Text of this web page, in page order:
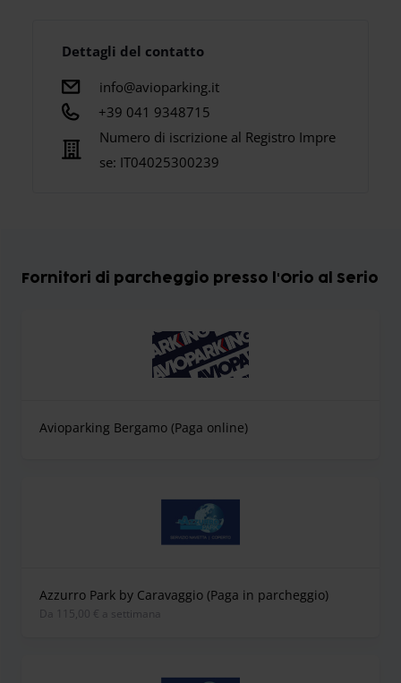
Dettagli del contatto
info@avioparking.it
+39 041 9348715
Numero di iscrizione al Registro Impre
se: IT04025300239
Fornitori di parcheggio presso l'Orio al Serio
Avioparking Bergamo (Paga online)
Azzurro Park by Caravaggio (Paga in parcheggio)
Da 115,00 € a settimana